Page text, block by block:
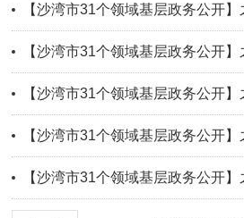
【沙湾市31个领域基层政务公开】之（九）保障性住房领域基层政务
【沙湾市31个领域基层政务公开】之（十一）市政服务领域基层政务
【沙湾市31个领域基层政务公开】之（十二）农村危房改造领域基层政
【沙湾市31个领域基层政务公开】之（十三）城市综合执法领域基层政
【沙湾市31个领域基层政务公开】之（十四）生态环境领域基层政务